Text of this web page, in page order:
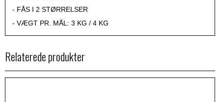
- FÅS I 2 STØRRELSER
- VÆGT PR. MÅL: 3 KG / 4 KG
Relaterede produkter